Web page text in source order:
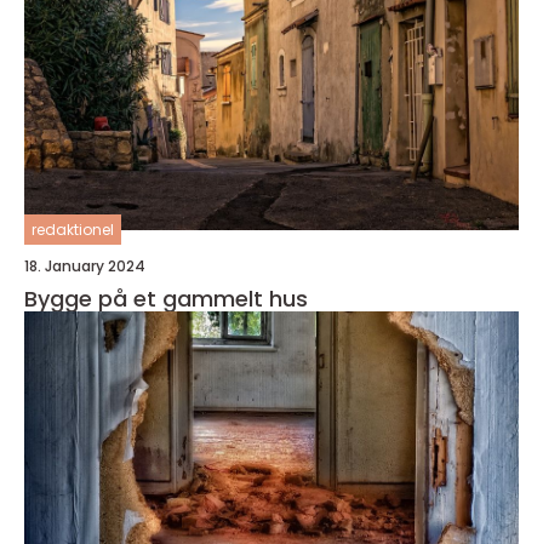
redaktionel
18. January 2024
Bygge på et gammelt hus